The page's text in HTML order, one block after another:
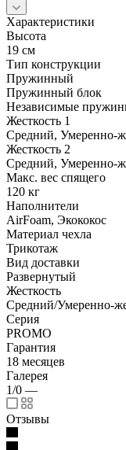
Характеристики
Высота
19 см
Тип конструкции
Пружинный
Пружинный блок
Независимые
Жесткость 1
Средний, Умеренно-
Жесткость 2
Средний, Умеренно-
Макс. вес спящего
120 кг
Наполнители
AirFoam, Экококос
Материал чехла
Трикотаж
Вид доставки
Развернутый
Жесткость
Средний/Умеренно-
Серия
PROMO
Гарантия
18 месяцев
Галерея
1/0 —
Отзывы